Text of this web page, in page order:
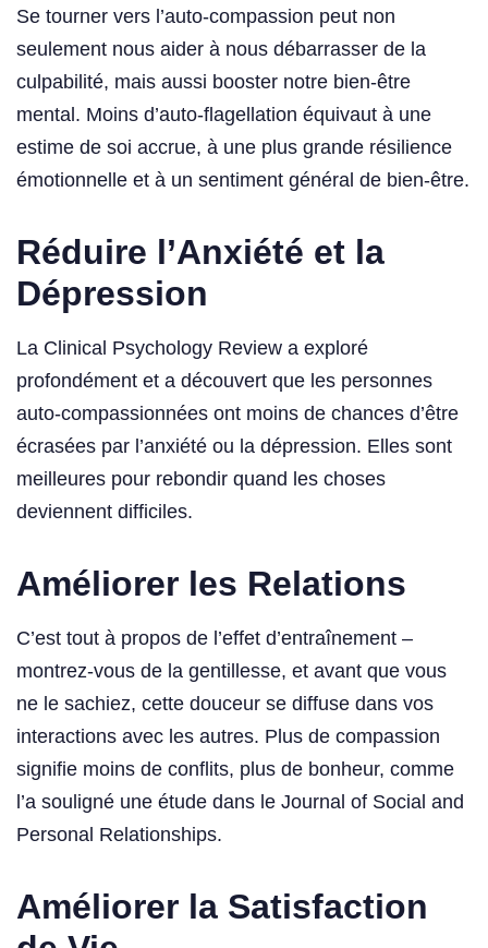
Se tourner vers l’auto-compassion peut non
seulement nous aider à nous débarrasser de la
culpabilité, mais aussi booster notre bien-être
mental. Moins d’auto-flagellation équivaut à une
estime de soi accrue, à une plus grande résilience
émotionnelle et à un sentiment général de bien-être.
Réduire l’Anxiété et la
Dépression
La Clinical Psychology Review a exploré
profondément et a découvert que les personnes
auto-compassionnées ont moins de chances d’être
écrasées par l’anxiété ou la dépression. Elles sont
meilleures pour rebondir quand les choses
deviennent difficiles.
Améliorer les Relations
C’est tout à propos de l’effet d’entraînement –
montrez-vous de la gentillesse, et avant que vous
ne le sachiez, cette douceur se diffuse dans vos
interactions avec les autres. Plus de compassion
signifie moins de conflits, plus de bonheur, comme
l’a souligné une étude dans le Journal of Social and
Personal Relationships.
Améliorer la Satisfaction